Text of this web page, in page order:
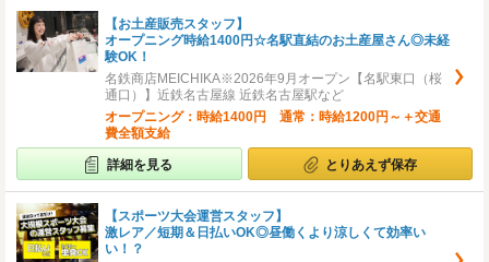
【お土産販売スタッフ】
オープニング時給1400円☆名駅直結のお土産屋さん◎未経
験OK！
名鉄商店MEICHIKA※2026年9月オープン【名駅東口（桜
通口）】近鉄名古屋線 近鉄名古屋駅など
オープニング：時給1400円 通常：時給1200円～＋交通
費全額支給
詳細を見る とりあえず保存
【スポーツ大会運営スタッフ】
激レア／短期＆日払いOK◎昼働くより涼しくて効率い
い！？